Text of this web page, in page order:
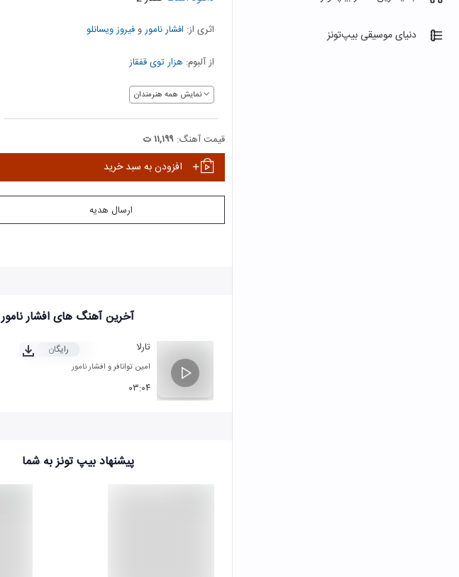
دنیای موسیقی بیپ‌تونز اثری از: افشار نامورو فیروز ویسانلو
از آلبوم: هزار توی قفقاز
نمایش همه هنرمندان
قیمت آهنگ: ۱۱,۱۹۹ ت
افزودن به سبد خرید
ارسال هدیه
آخرین آهنگ های افشار نامور
تارلا
امین توانافرو افشار نامور
۰۳:۰۴
رایگان
پیشنهاد بیپ تونز به شما